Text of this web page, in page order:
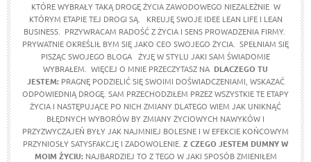
KTÓRE WYBRAŁY TAKĄ DROGĘ ŻYCIA ZAWODOWEGO NIEZALEŻNIE W
KTÓRYM ETAPIE TEJ DROGI SĄ. KREUJĘ SWOJE IDEE LEAN LIFE I LEAN
BUSINESS. PRZYWRACAM RADOŚĆ Z ŻYCIA I SENS PROWADZENIA FIRMY.
PRYWATNIE OKREŚLIŁ BYM SIĘ JAKO CEO SWOJEGO ŻYCIA. SPEŁNIAM SIĘ
PISZĄC SWOJEGO BLOGA ŻYJĘ W STYLU JAKI SAM ŚWIADOMIE
WYBRAŁEM. WIĘCEJ O MNIE PRZECZYTASZ NA DLACZEGO TU
JESTEM: PRAGNĘ PODZIELIĆ SIĘ SWOIMI DOŚWIADCZENIAMI, WSKAZAĆ
ODPOWIEDNIĄ DROGĘ. SAM PRZECHODZIŁEM PRZEZ WSZYSTKIE TE ETAPY
ŻYCIA I NASTĘPUJĄCE PO NICH ZMIANY DLATEGO WIEM JAK UNIKNĄĆ
BŁĘDNYCH WYBORÓW BY ZMIANY ŻYCIOWYCH NAWYKÓW I
PRZYZWYCZAJEŃ BYŁY JAK NAJMNIEJ BOLESNE I W EFEKCIE KOŃCOWYM
PRZYNIOSŁY SATYSFAKCJĘ I ZADOWOLENIE. Z CZEGO JESTEM DUMNY W
MOIM ŻYCIU: NAJBARDZIEJ TO Z TEGO W JAKI SPOSÓB ZMIENIŁEM